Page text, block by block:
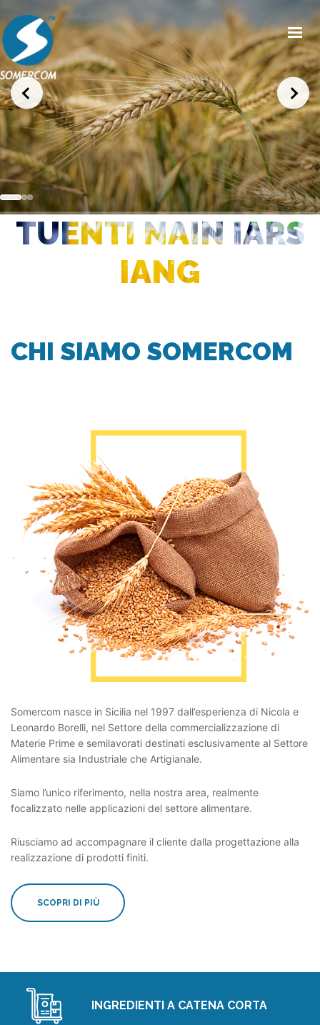
HOME
CHI SIAMO
PRODOTTI
MERCATI
NEWS/EVENTI
CONDIZIONI GENERALI DI VENDITA
TUENTI NAIN IARS
IANG
CHI SIAMO SOMERCOM
Somercom nasce in Sicilia nel 1997 dall’esperienza di Nicola e
Leonardo Borelli, nel Settore della commercializzazione di
Materie Prime e semilavorati destinati esclusivamente al Settore
Alimentare sia Industriale che Artigianale.
Siamo l’unico riferimento, nella nostra area, realmente
focalizzato nelle applicazioni del settore alimentare.
Riusciamo ad accompagnare il cliente dalla progettazione alla
realizzazione di prodotti finiti.
SCOPRI DI PIÙ
INGREDIENTI A CATENA CORTA